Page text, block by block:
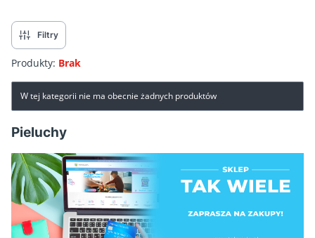
Filtry
Produkty: Brak
Lista produktów
W tej kategorii nie ma obecnie żadnych produktów
Pieluchy